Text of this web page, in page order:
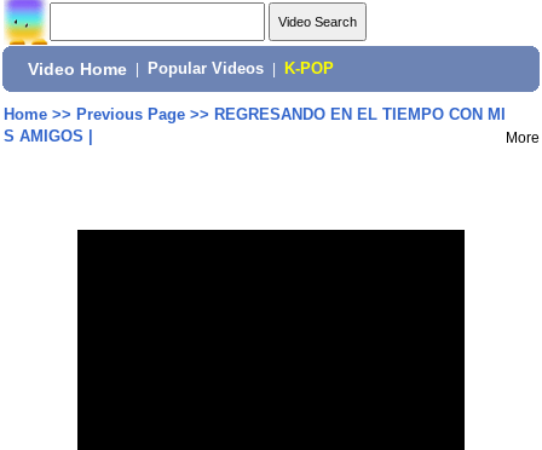
Video Home Popular Videos K-POP
Home>> Previous Page>> REGRESANDO EN EL TIEMPO CON MI
S AMIGOS |
More